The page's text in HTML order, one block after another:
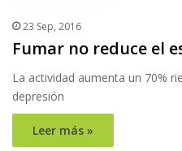
23 Sep, 2016
Fumar no reduce el
La actividad aumenta un 70%
depresión
Leer más »